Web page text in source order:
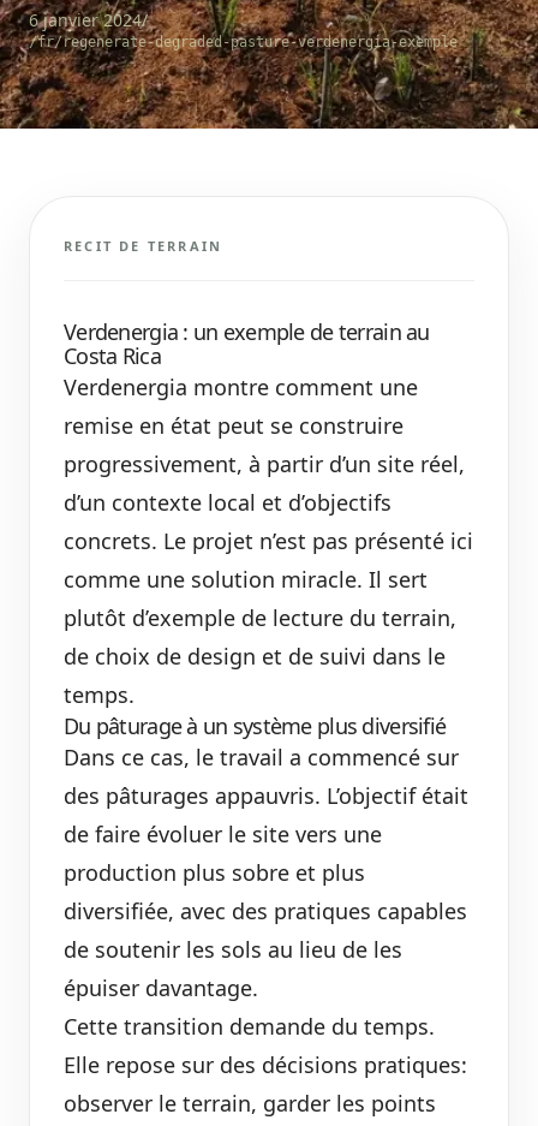
6 janvier 2024/
/fr/regenerate-degraded-pasture-verdenergia-exemple
RECIT DE TERRAIN
Verdenergia : un exemple de terrain au
Costa Rica
Verdenergia montre comment une
remise en état peut se construire
progressivement, à partir d’un site réel,
d’un contexte local et d’objectifs
concrets. Le projet n’est pas présenté ici
comme une solution miracle. Il sert
plutôt d’exemple de lecture du terrain,
de choix de design et de suivi dans le
temps.
Du pâturage à un système plus diversifié
Dans ce cas, le travail a commencé sur
des pâturages appauvris. L’objectif était
de faire évoluer le site vers une
production plus sobre et plus
diversifiée, avec des pratiques capables
de soutenir les sols au lieu de les
épuiser davantage.
Cette transition demande du temps.
Elle repose sur des décisions pratiques:
observer le terrain, garder les points